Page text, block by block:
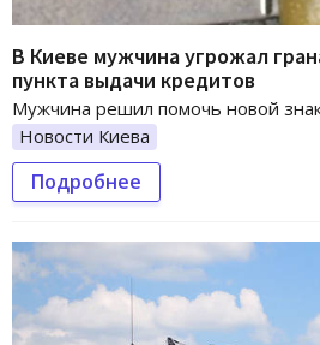
В Киеве мужчина угрожал
пункта выдачи кредитов
Мужчина решил помочь новой
Новости Киева
Подробнее